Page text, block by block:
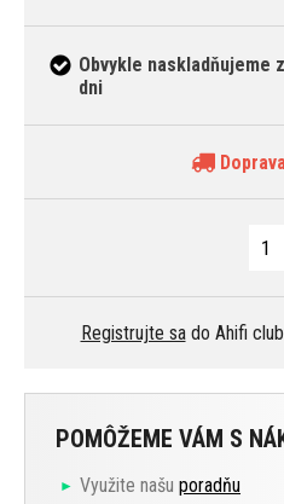
Obvykle naskladňujeme
dni
Registrujte sado Ahifi
POMÔŽEME VÁM S
Využite našu poradňu